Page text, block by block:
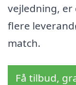
vejledning,
flere
match.
Få tilbud,